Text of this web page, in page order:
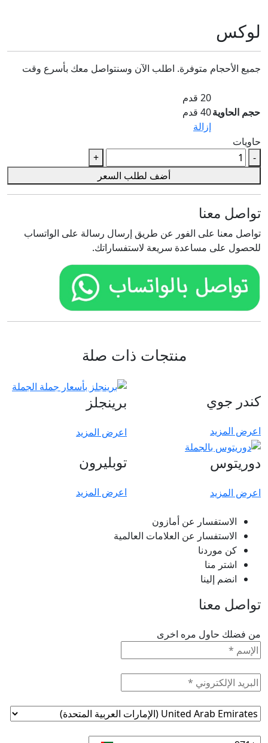
لوكس
جميع الأحجام متوفرة. اطلب الآن وسنتواصل معك بأسرع وقت
حجم الحاوية
20 قدم
40 قدم
إزالة
حاويات
-
كمية
لوكس
+
أضف لطلب السعر
تواصل معنا
تواصل معنا على الفور عن طريق إرسال رسالة على الواتساب
للحصول على مساعدة سريعة لاستفساراتك.
منتجات ذات صلة
كندر جوي
اعرض المزيد
برينجلز
اعرض المزيد
دوريتوس
اعرض المزيد
توبليرون
اعرض المزيد
الاستفسار عن أمازون
الاستفسار عن العلامات العالمية
كن موردنا
اشتر منا
انضم إلينا
تواصل معنا
من فضلك حاول مره اخرى